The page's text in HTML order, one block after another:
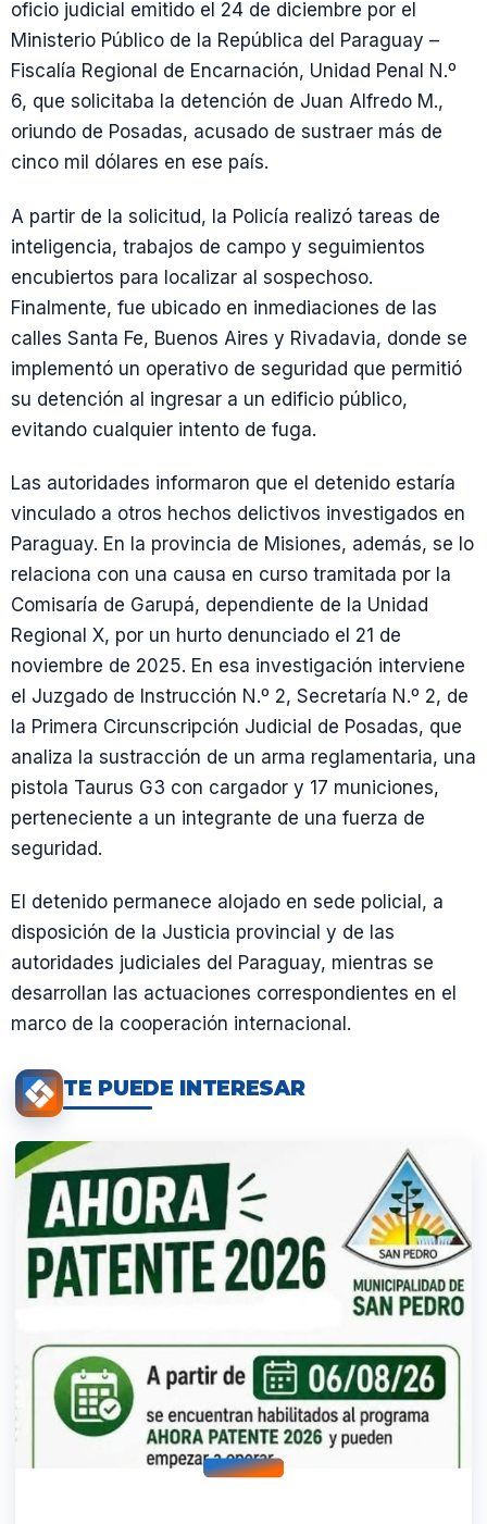
oficio judicial emitido el 24 de diciembre por el
Ministerio Público de la República del Paraguay –
Fiscalía Regional de Encarnación, Unidad Penal N.º
6, que solicitaba la detención de Juan Alfredo M.,
oriundo de Posadas, acusado de sustraer más de
cinco mil dólares en ese país.
A partir de la solicitud, la Policía realizó tareas de
inteligencia, trabajos de campo y seguimientos
encubiertos para localizar al sospechoso.
Finalmente, fue ubicado en inmediaciones de las
calles Santa Fe, Buenos Aires y Rivadavia, donde se
implementó un operativo de seguridad que permitió
su detención al ingresar a un edificio público,
evitando cualquier intento de fuga.
Las autoridades informaron que el detenido estaría
vinculado a otros hechos delictivos investigados en
Paraguay. En la provincia de Misiones, además, se lo
relaciona con una causa en curso tramitada por la
Comisaría de Garupá, dependiente de la Unidad
Regional X, por un hurto denunciado el 21 de
noviembre de 2025. En esa investigación interviene
el Juzgado de Instrucción N.º 2, Secretaría N.º 2, de
la Primera Circunscripción Judicial de Posadas, que
analiza la sustracción de un arma reglamentaria, una
pistola Taurus G3 con cargador y 17 municiones,
perteneciente a un integrante de una fuerza de
seguridad.
El detenido permanece alojado en sede policial, a
disposición de la Justicia provincial y de las
autoridades judiciales del Paraguay, mientras se
desarrollan las actuaciones correspondientes en el
marco de la cooperación internacional.
TE PUEDE INTERESAR